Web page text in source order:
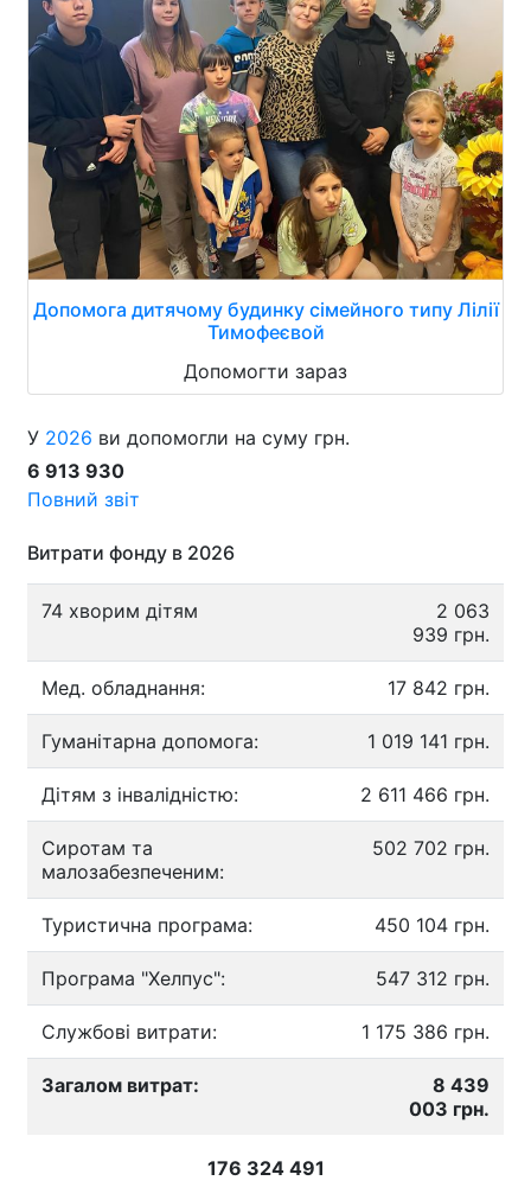
Допомога дитячому будинку сімейного типу Лілії
Тимофеєвой
Допомогти зараз
У 2026 ви допомогли на суму грн.
6 913 930
Повний звіт
Витрати фонду в 2026
74 хворим дітям
2 063
939 грн.
Мед. обладнання: 17 842 грн.
Гуманітарна допомога: 1 019 141 грн.
Дітям з інвалідністю: 2 611 466 грн.
Сиротам та
малозабезпеченим:
502 702 грн.
Туристична програма: 450 104 грн.
Програма "Хелпус": 547 312 грн.
Службові витрати: 1 175 386 грн.
Загалом витрат:
8 439
003 грн.
176 324 491